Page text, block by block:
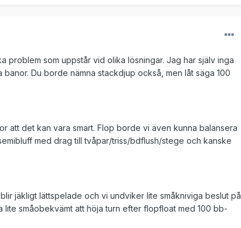
problem som uppstår vid olika lösningar. Jag har själv inga
Du borde nämna stackdjup också, men låt säga 100
att det kan vara smart. Flop borde vi även kunna balansera
med drag till tvåpar/triss/bdflush/stege och kanske
jäkligt lättspelade och vi undviker lite småkniviga beslut på
lite småobekvämt att höja turn efter flopfloat med 100 bb-